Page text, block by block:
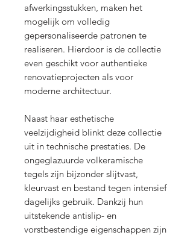
afwerkingsstukken, maken het
mogelijk om volledig
gepersonaliseerde patronen te
realiseren. Hierdoor is de collectie
even geschikt voor authentieke
renovatieprojecten als voor
moderne architectuur.
Naast haar esthetische
veelzijdigheid blinkt deze collectie
uit in technische prestaties. De
ongeglazuurde volkeramische
tegels zijn bijzonder slijtvast,
kleurvast en bestand tegen intensief
dagelijks gebruik. Dankzij hun
uitstekende antislip- en
vorstbestendige eigenschappen zijn